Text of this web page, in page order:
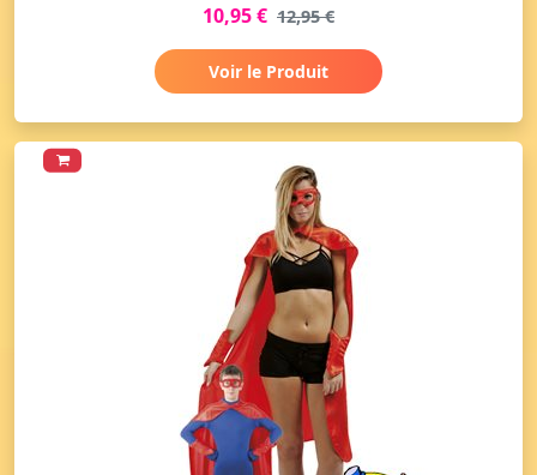
10,95 € 12,95 €
Voir le Produit